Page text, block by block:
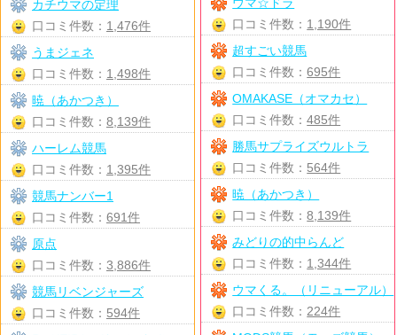
口コミ件数： 1,190件
超すごい競馬
口コミ件数：695件
OMAKASE（オマカセ）
口コミ件数：485件
勝馬サプライズウルトラ
口コミ件数： 564件
暁（あかつき）
口コミ件数：8,139件
みどりの的中らんど
口コミ件数： 1,344件
ウマくる。（リニューアル）
口コミ件数： 224件
カチウマの定理
口コミ件数： 1,476件
うまジェネ
口コミ件数： 1,498件
暁（あかつき）
口コミ件数： 8,139件
ハーレム競馬
口コミ件数： 1,395件
競馬ナンバー1
口コミ件数： 691件
原点
口コミ件数： 3,886件
競馬リベンジャーズ
口コミ件数： 594件